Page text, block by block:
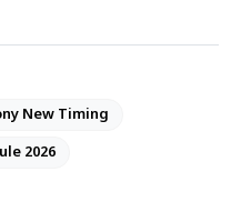
New Timing
2026